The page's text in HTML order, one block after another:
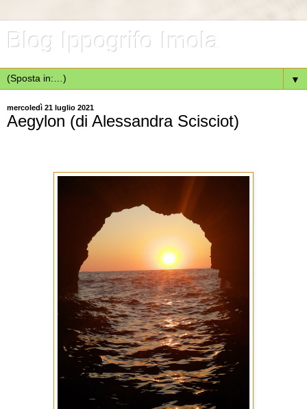
Blog Ippogrifo Imola
▼
mercoledì 21 luglio 2021
Aegylon (di Alessandra Scisciot)